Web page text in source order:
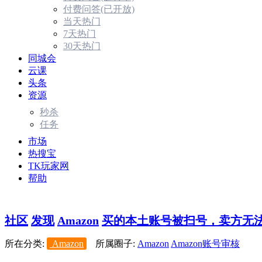
付费问答(已开放)
当天热门
7天热门
30天热门
同城会
云课
头条
资源
秒杀
任务
市场
热搜宝
TK玩家网
帮助
社区 发现 Amazon 买的本土账号被扫号，卖方无
所在分类: Amazon 所属圈子: AmazonAmazon账号审核